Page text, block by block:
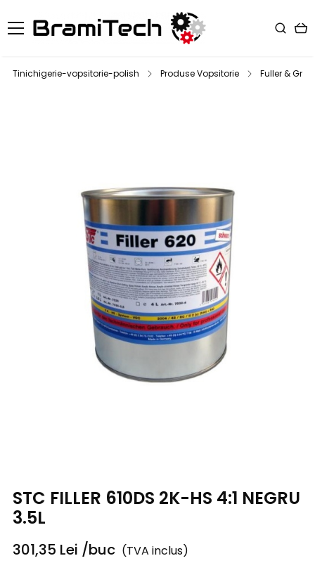
Tinichigerie-vopsitorie-polish Produse Vopsitorie Fuller &
STC FILLER 610DS 2K-HS 4:1 NEGRU
3.5L
301,35 Lei /buc (TVA inclus)